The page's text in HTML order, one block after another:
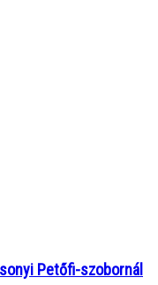
Petőfi-szobornál